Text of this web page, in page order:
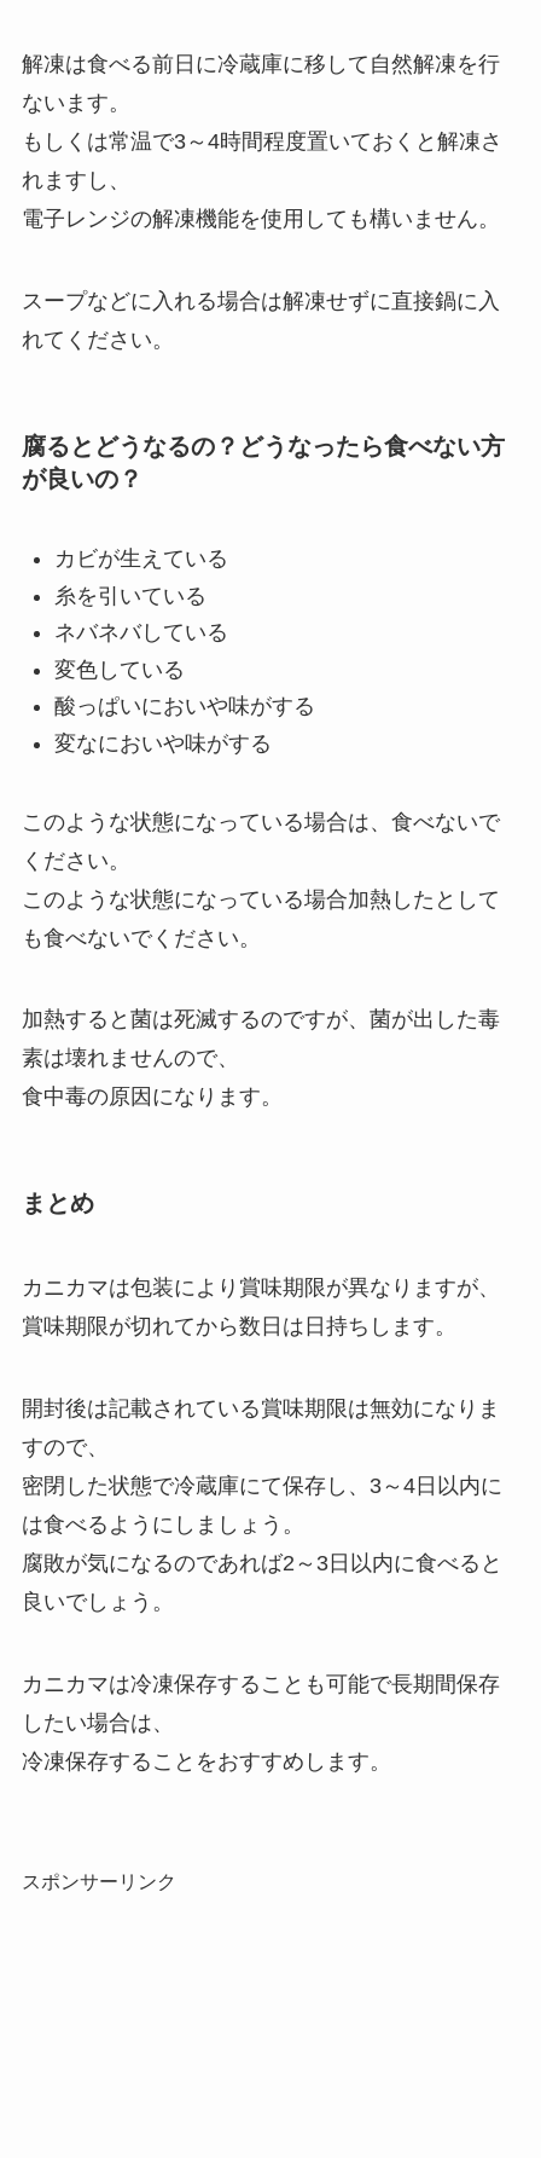
解凍は食べる前日に冷蔵庫に移して自然解凍を行
ないます。
もしくは常温で3～4時間程度置いておくと解凍さ
れますし、
電子レンジの解凍機能を使用しても構いません。
スープなどに入れる場合は解凍せずに直接鍋に入
れてください。
腐るとどうなるの？どうなったら食べない方
が良いの？
カビが生えている
糸を引いている
ネバネバしている
変色している
酸っぱいにおいや味がする
変なにおいや味がする
このような状態になっている場合は、食べないで
ください。
このような状態になっている場合加熱したとして
も食べないでください。
加熱すると菌は死滅するのですが、菌が出した毒
素は壊れませんので、
食中毒の原因になります。
まとめ
カニカマは包装により賞味期限が異なりますが、
賞味期限が切れてから数日は日持ちします。
開封後は記載されている賞味期限は無効になりま
すので、
密閉した状態で冷蔵庫にて保存し、3～4日以内に
は食べるようにしましょう。
腐敗が気になるのであれば2～3日以内に食べると
良いでしょう。
カニカマは冷凍保存することも可能で長期間保存
したい場合は、
冷凍保存することをおすすめします。
スポンサーリンク